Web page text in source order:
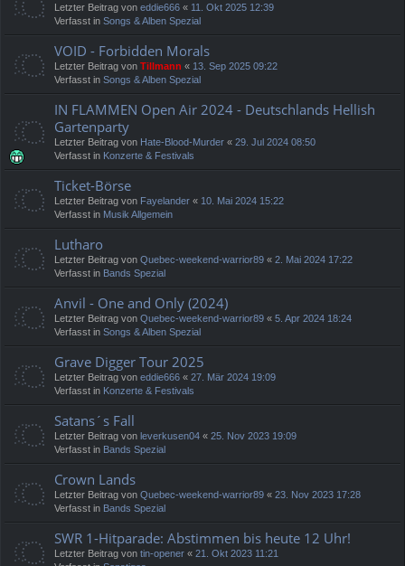
Letzter Beitrag von eddie666 « 11. Okt 2025 12:39
Verfasst in Songs & Alben Spezial
VOID - Forbidden Morals
Letzter Beitrag von Tillmann « 13. Sep 2025 09:22
Verfasst in Songs & Alben Spezial
IN FLAMMEN Open Air 2024 - Deutschlands Hellish
Gartenparty
Letzter Beitrag von Hate-Blood-Murder « 29. Jul 2024 08:50
Verfasst in Konzerte & Festivals
Ticket-Börse
Letzter Beitrag von Fayelander « 10. Mai 2024 15:22
Verfasst in Musik Allgemein
Lutharo
Letzter Beitrag von Quebec-weekend-warrior89 « 2. Mai 2024 17:22
Verfasst in Bands Spezial
Anvil - One and Only (2024)
Letzter Beitrag von Quebec-weekend-warrior89 « 5. Apr 2024 18:24
Verfasst in Songs & Alben Spezial
Grave Digger Tour 2025
Letzter Beitrag von eddie666 « 27. Mär 2024 19:09
Verfasst in Konzerte & Festivals
Satans´s Fall
Letzter Beitrag von leverkusen04 « 25. Nov 2023 19:09
Verfasst in Bands Spezial
Crown Lands
Letzter Beitrag von Quebec-weekend-warrior89 « 23. Nov 2023 17:28
Verfasst in Bands Spezial
SWR 1-Hitparade: Abstimmen bis heute 12 Uhr!
Letzter Beitrag von tin-opener « 21. Okt 2023 11:21